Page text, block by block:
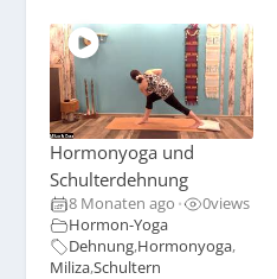
Hormonyoga und
Schulterdehnung
8 Monaten ago • 0views
Hormon-Yoga
Dehnung,Hormonyoga,
Miliza,Schultern